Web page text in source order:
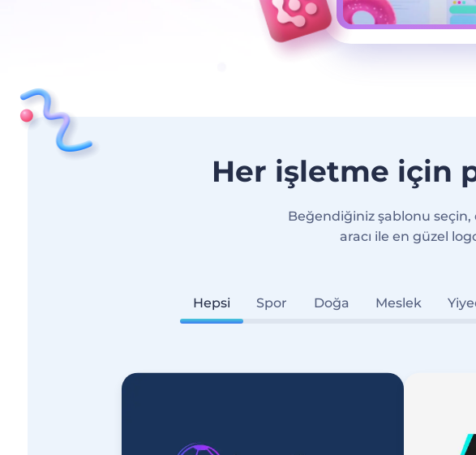
Her işletme için
Beğendiğiniz şablonu
aracı ile en güzel
Hepsi Spor Doğa Meslek